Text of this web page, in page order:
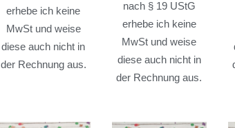
erhebe ich keine
MwSt und weise
diese auch nicht in
der Rechnung aus.
nach § 19 UStG
erhebe ich keine
MwSt und weise
diese auch nicht in
der Rechnung aus.